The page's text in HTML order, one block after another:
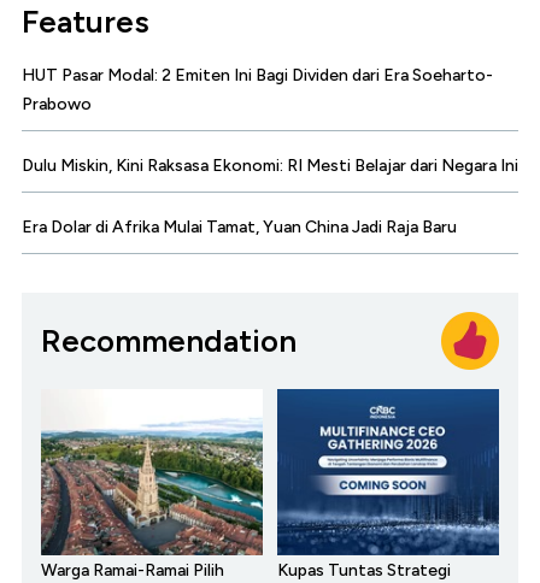
Features
HUT Pasar Modal: 2 Emiten Ini Bagi Dividen dari Era Soeharto-
Prabowo
Dulu Miskin, Kini Raksasa Ekonomi: RI Mesti Belajar dari Negara Ini
Era Dolar di Afrika Mulai Tamat, Yuan China Jadi Raja Baru
Recommendation
Warga Ramai-Ramai Pilih
Kupas Tuntas Strategi